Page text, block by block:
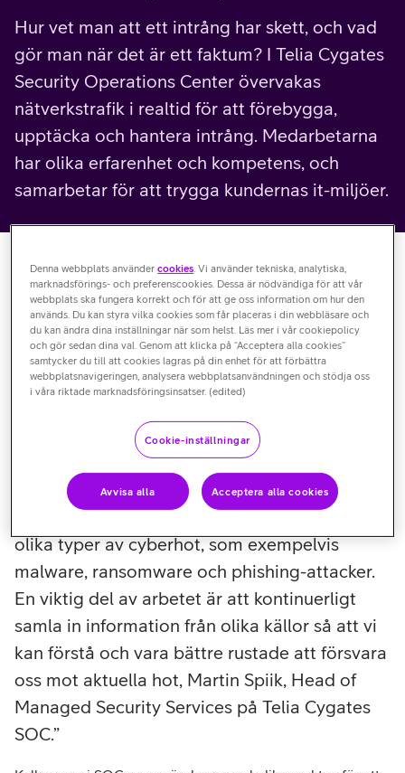
Hur vet man att ett intrång har skett, och vad
gör man när det är ett faktum? I Telia Cygates
Security Operations Center övervakas
nätverkstrafik i realtid för att förebygga,
upptäcka och hantera intrång. Medarbetarna
har olika erfarenhet och kompetens, och
samarbetar för att trygga kundernas it-miljöer.
Ett Security Operations Center (SOC) är en centraliserad
enhet som övervakar och hanterar den egna
organisationens eller kunders it-infrastruktur från ett
cybersäkerhetsperspektiv. Genom realtidsanalys av miljön
identifierar, detekterar och agerar medarbetarna på
SOC:en på potentiella hot och säkerhetsincidenter.
Arbetet syftar till att proaktivt skydda system, känna igen
attacker, som hela tiden blir alltmer sofistikerade, och
minimera skador vid cyberattacker.
Vi skyddar våra kunders IT-miljöer mot en rad
olika typer av cyberhot, som exempelvis
malware, ransomware och phishing-attacker.
En viktig del av arbetet är att kontinuerligt
samla in information från olika källor så att vi
kan förstå och vara bättre rustade att försvara
oss mot aktuella hot, Martin Spiik, Head of
Managed Security Services på Telia Cygates
SOC.
Denna webbplats användercookies . Vi använder tekniska, analytiska,
marknadsförings- och preferenscookies. Dessa är nödvändiga för att vår
webbplats ska fungera korrekt och för att ge oss information om hur den
används. Du kan styra vilka cookies som får placeras i din webbläsare och
du kan ändra dina inställningar när som helst. Läs mer i vår cookiepolicy
och gör sedan dina val. Genom att klicka på “Acceptera alla cookies”
samtycker du till att cookies lagras på din enhet för att förbättra
webbplatsnavigeringen, analysera webbplatsanvändningen och stödja oss
i våra riktade marknadsföringsinsatser. (edited)
Cookie-inställningar
Avvisa alla Acceptera alla cookies